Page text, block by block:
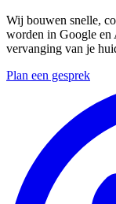
Wij bouwen snelle,
worden in Google en
vervanging van je
Plan een gesprek